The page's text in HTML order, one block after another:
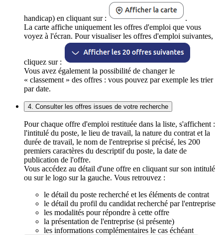
handicap) en cliquant sur :
.
La carte affiche uniquement les offres d'emploi que vous
voyez à l'écran. Pour visualiser les offres d'emploi suivantes,
cliquez sur :
Vous avez également la possibilité de changer le
« classement » des offres : vous pouvez par exemple les trier
par date.
4. Consulter les offres issues de votre recherche
Pour chaque offre d'emploi restituée dans la liste, s'affichent :
l'intitulé du poste, le lieu de travail, la nature du contrat et la
durée de travail, le nom de l'entreprise si précisé, les 200
premiers caractères du descriptif du poste, la date de
publication de l'offre.
Vous accédez au détail d'une offre en cliquant sur son intitulé
ou sur le logo sur la gauche. Vous retrouvez :
le détail du poste recherché et les éléments de contrat
le détail du profil du candidat recherché par l'entreprise
les modalités pour répondre à cette offre
la présentation de l'entreprise (si présente)
les informations complémentaires le cas échéant